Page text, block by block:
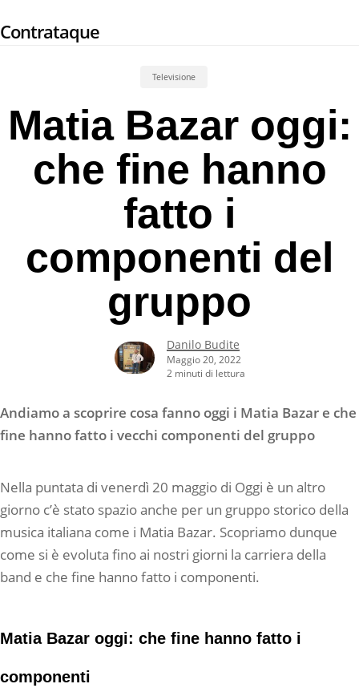
to
Contrataque
Televisione
Matia Bazar oggi:
che fine hanno
fatto i
componenti del
gruppo
Danilo Budite
Maggio 20, 2022
2 minuti di lettura
Andiamo a scoprire cosa fanno oggi i Matia Bazar e che
fine hanno fatto i vecchi componenti del gruppo
Nella puntata di venerdì 20 maggio di Oggi è un altro
giorno c’è stato spazio anche per un gruppo storico della
musica italiana come i Matia Bazar. Scopriamo dunque
come si è evoluta fino ai nostri giorni la carriera della
band e che fine hanno fatto i componenti.
Matia Bazar oggi: che fine hanno fatto i
componenti